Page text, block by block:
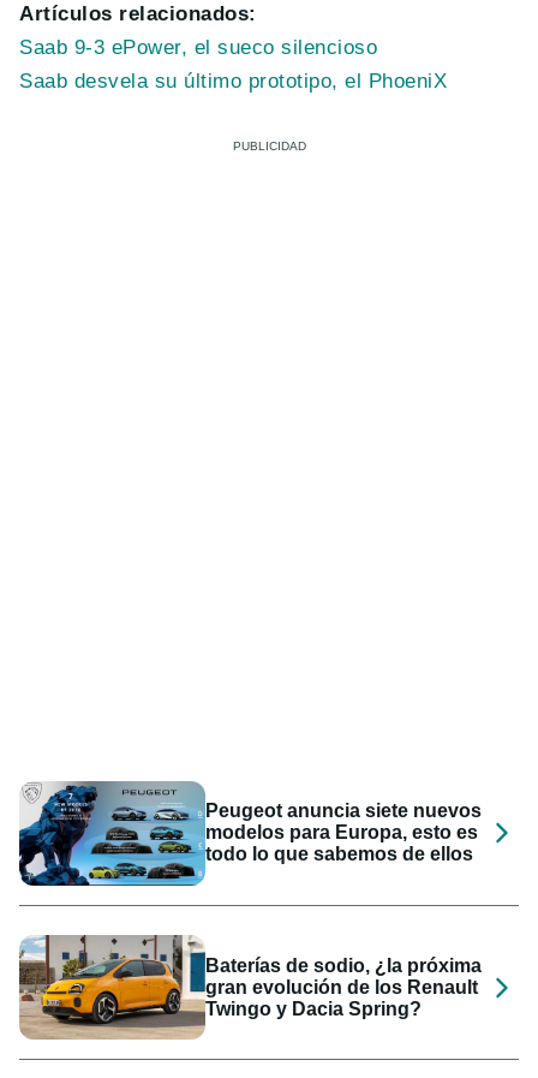
Artículos relacionados:
Saab 9-3 ePower, el sueco silencioso
Saab desvela su último prototipo, el PhoeniX
Peugeot anuncia siete nuevos
modelos para Europa, esto es
todo lo que sabemos de ellos
Baterías de sodio, ¿la próxima
gran evolución de los Renault
Twingo y Dacia Spring?